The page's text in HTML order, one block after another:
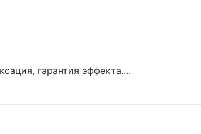
гарантия эффекта....